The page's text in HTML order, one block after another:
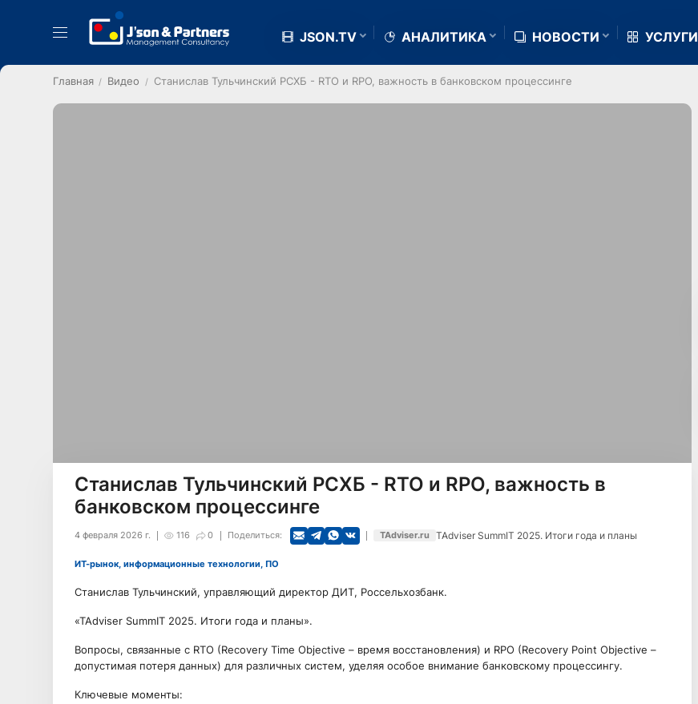
JSON.TV АНАЛИТИКА НОВОСТИ УСЛУГИ
Главная Видео Станислав Тульчинский РСХБ - RTO и RPO, важность в банковском процессинге
Станислав Тульчинский РСХБ - RTO и RPO, важность в
банковском процессинге
116 0
4 февраля 2026 г. Поделиться: TAdviser.ru TAdviser SummIT 2025. Итоги года и планы
ИТ-рынок, информационные технологии, ПО
Станислав Тульчинский, управляющий директор ДИТ, Россельхозбанк.
«TAdviser SummIT 2025. Итоги года и планы».
Вопросы, связанные с RTO (Recovery Time Objective – время восстановления) и RPO (Recovery Point Objective –
допустимая потеря данных) для различных систем, уделяя особое внимание банковскому процессингу.
Ключевые моменты: